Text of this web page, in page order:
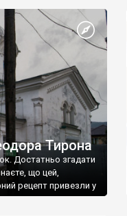
На честь
[…]
Тирона
Достатньо згадати
що цей,
рецепт привезли у